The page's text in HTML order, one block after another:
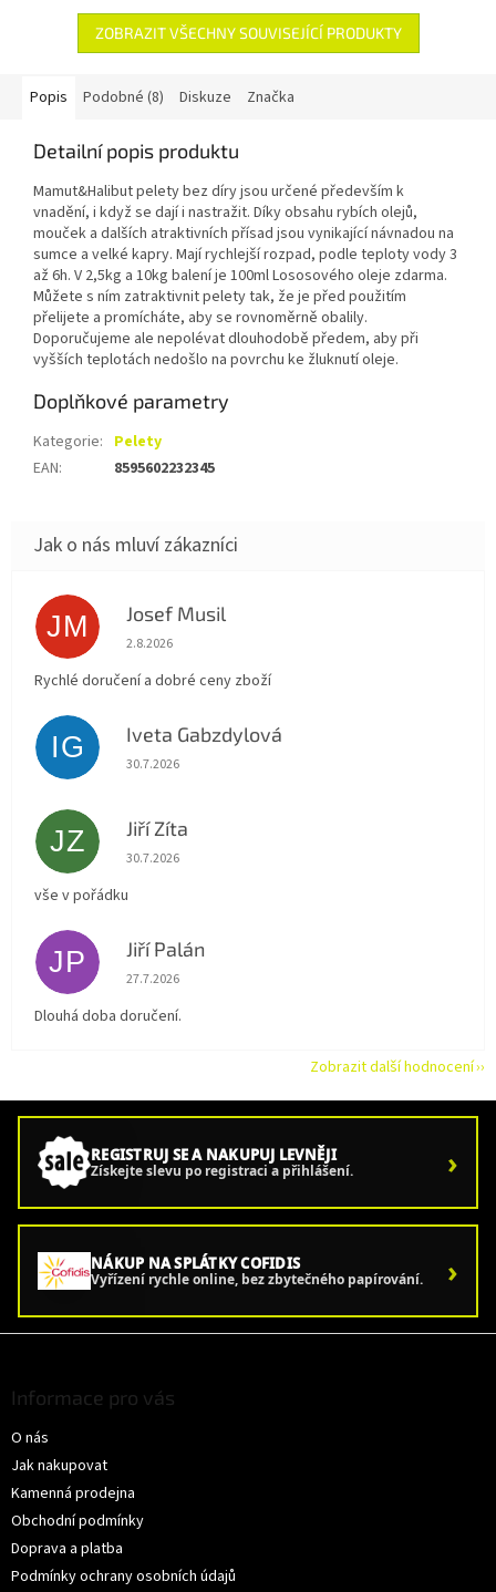
ZOBRAZIT VŠECHNY SOUVISEJÍCÍ PRODUKTY
Popis Podobné (8) Diskuze Značka
Detailní popis produktu
Mamut&Halibut pelety bez díry jsou určené především k
vnadění, i když se dají i nastražit. Díky obsahu rybích olejů,
mouček a dalších atraktivních přísad jsou vynikající návnadou na
sumce a velké kapry. Mají rychlejší rozpad, podle teploty vody 3
až 6h. V 2,5kg a 10kg balení je 100ml Lososového oleje zdarma.
Můžete s ním zatraktivnit pelety tak, že je před použitím
přelijete a promícháte, aby se rovnoměrně obalily.
Doporučujeme ale nepolévat dlouhodobě předem, aby při
vyšších teplotách nedošlo na povrchu ke žluknutí oleje.
Doplňkové parametry
Kategorie: Pelety
EAN: 8595602232345
JM Josef Musil
Hodnocení obchodu je 5 z 5 hvězdiček.
2.8.2026
Rychlé doručení a dobré ceny zboží
IG Iveta Gabzdylová
Hodnocení obchodu je 5 z 5 hvězdiček.
30.7.2026
JZ Jiří Zíta
Hodnocení obchodu je 5 z 5 hvězdiček.
30.7.2026
vše v pořádku
JP Jiří Palán
Hodnocení obchodu je 5 z 5 hvězdiček.
27.7.2026
Dlouhá doba doručení.
Zobrazit další hodnocení
REGISTRUJ SE A NAKUPUJ LEVNĚJI
Získejte slevu po registraci a přihlášení. ›
NÁKUP NA SPLÁTKY COFIDIS
Vyřízení rychle online, bez zbytečného papírování. ›
Informace pro vás
O nás
Jak nakupovat
Kamenná prodejna
Obchodní podmínky
Doprava a platba
Podmínky ochrany osobních údajů